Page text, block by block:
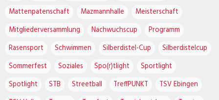
Mattenpatenschaft
Mazmannhalle
Meisterschaft
Mitgliederversammlung
Nachwuchscup
Programm
Rasensport
Schwimmen Silberdistel-Cup
Silberdistelcup
Sommerfest
Soziales Spo(r)tlight
Sportlight
Spotlight
STB Streetball TreffPUNKT
TSV Ebingen